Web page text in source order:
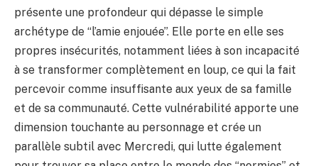
présente une profondeur qui dépasse le simple
archétype de “l’amie enjouée”. Elle porte en elle ses
propres insécurités, notamment liées à son incapacité
à se transformer complètement en loup, ce qui la fait
percevoir comme insuffisante aux yeux de sa famille
et de sa communauté. Cette vulnérabilité apporte une
dimension touchante au personnage et crée un
parallèle subtil avec Mercredi, qui lutte également